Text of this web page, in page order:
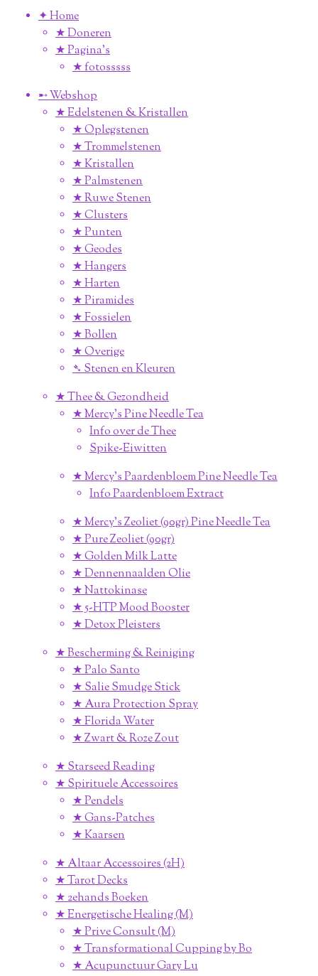
✦ Home
★ Doneren
★ Pagina’s
★ fotosssss
➸ Webshop
★ Edelstenen & Kristallen
★ Oplegstenen
★ Trommelstenen
★ Kristallen
★ Palmstenen
★ Ruwe Stenen
★ Clusters
★ Punten
★ Geodes
★ Hangers
★ Harten
★ Piramides
★ Fossielen
★ Bollen
★ Overige
➴ Stenen en Kleuren
★ Thee & Gezondheid
★ Mercy's Pine Needle Tea
Info over de Thee
Spike-Eiwitten
★ Mercy's Paardenbloem Pine Needle Tea
Info Paardenbloem Extract
★ Mercy's Zeoliet (90gr) Pine Needle Tea
★ Pure Zeoliet (90gr)
★ Golden Milk Latte
★ Dennennaalden Olie
★ Nattokinase
★ 5-HTP Mood Booster
★ Detox Pleisters
★ Bescherming & Reiniging
★ Palo Santo
★ Salie Smudge Stick
★ Aura Protection Spray
★ Florida Water
★ Zwart & Roze Zout
★ Starseed Reading
★ Spirituele Accessoires
★ Pendels
★ Gans-Patches
★ Kaarsen
★ Altaar Accessoires (2H)
★ Tarot Decks
★ 2ehands Boeken
★ Energetische Healing (M)
★ Prive Consult (M)
★ Transformational Cupping by Bo
★ Acupunctuur Gary Lu